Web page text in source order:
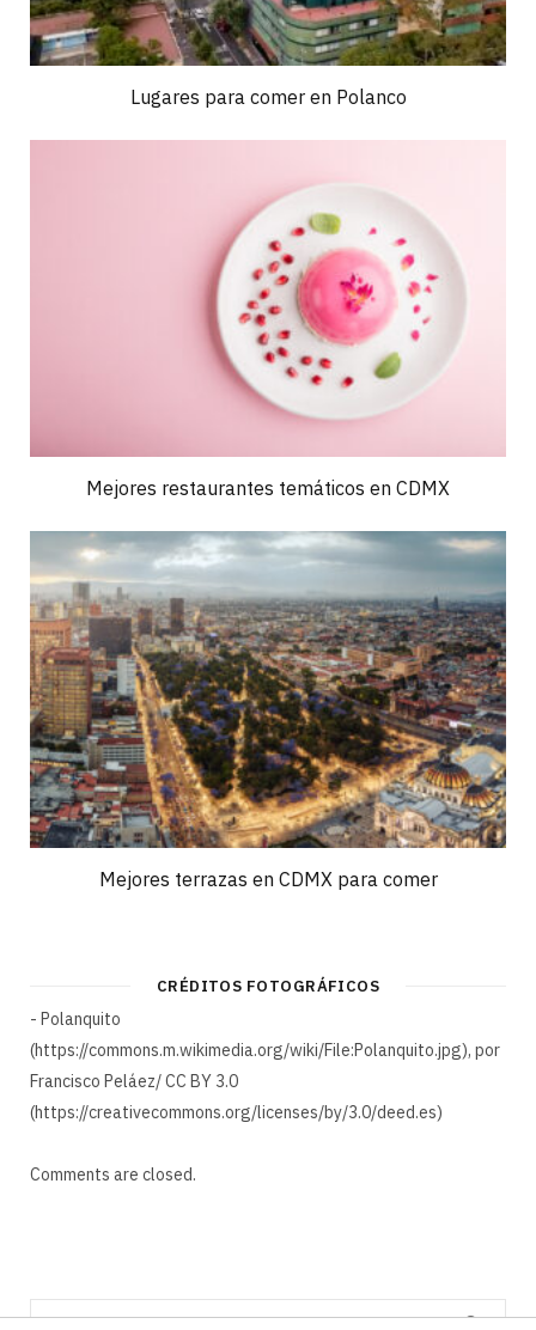
Lugares para comer en Polanco
Mejores restaurantes temáticos en CDMX
Mejores terrazas en CDMX para comer
CRÉDITOS FOTOGRÁFICOS
- Polanquito
(https://commons.m.wikimedia.org/wiki/File:Polanquito.jpg), por
Francisco Peláez/ CC BY 3.0
(https://creativecommons.org/licenses/by/3.0/deed.es)
Comments are closed.
Search